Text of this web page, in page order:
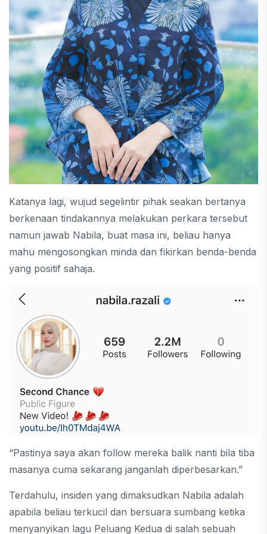
Katanya lagi, wujud segelintir pihak seakan bertanya
berkenaan tindakannya melakukan perkara tersebut
namun jawab Nabila, buat masa ini, beliau hanya
mahu mengosongkan minda dan fikirkan benda-benda
yang positif sahaja.
“Pastinya saya akan follow mereka balik nanti bila tiba
masanya cuma sekarang janganlah diperbesarkan.”
Terdahulu, insiden yang dimaksudkan Nabila adalah
apabila beliau terkucil dan bersuara sumbang ketika
menyanyikan lagu Peluang Kedua di salah sebuah